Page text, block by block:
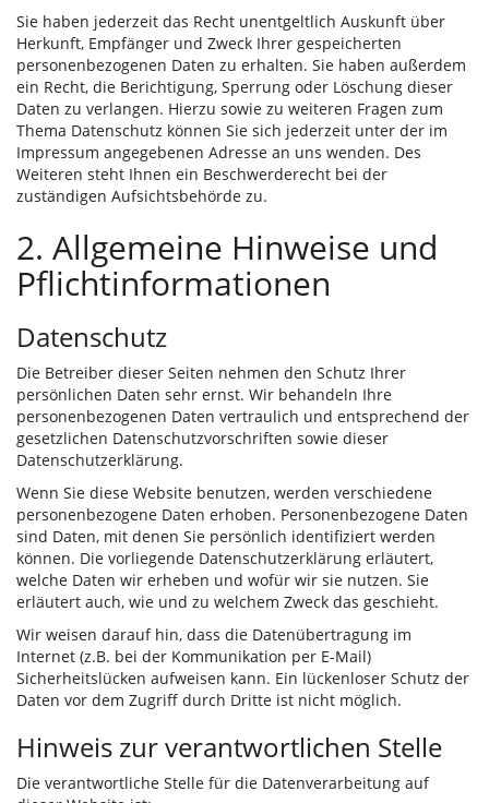
Sie haben jederzeit das Recht unentgeltlich Auskunft über
Herkunft, Empfänger und Zweck Ihrer gespeicherten
personenbezogenen Daten zu erhalten. Sie haben außerdem
ein Recht, die Berichtigung, Sperrung oder Löschung dieser
Daten zu verlangen. Hierzu sowie zu weiteren Fragen zum
Thema Datenschutz können Sie sich jederzeit unter der im
Impressum angegebenen Adresse an uns wenden. Des
Weiteren steht Ihnen ein Beschwerderecht bei der
zuständigen Aufsichtsbehörde zu.
2. Allgemeine Hinweise und
Pflichtinformationen
Datenschutz
Die Betreiber dieser Seiten nehmen den Schutz Ihrer
persönlichen Daten sehr ernst. Wir behandeln Ihre
personenbezogenen Daten vertraulich und entsprechend der
gesetzlichen Datenschutzvorschriften sowie dieser
Datenschutzerklärung.
Wenn Sie diese Website benutzen, werden verschiedene
personenbezogene Daten erhoben. Personenbezogene Daten
sind Daten, mit denen Sie persönlich identifiziert werden
können. Die vorliegende Datenschutzerklärung erläutert,
welche Daten wir erheben und wofür wir sie nutzen. Sie
erläutert auch, wie und zu welchem Zweck das geschieht.
Wir weisen darauf hin, dass die Datenübertragung im
Internet (z.B. bei der Kommunikation per E-Mail)
Sicherheitslücken aufweisen kann. Ein lückenloser Schutz der
Daten vor dem Zugriff durch Dritte ist nicht möglich.
Hinweis zur verantwortlichen Stelle
Die verantwortliche Stelle für die Datenverarbeitung auf